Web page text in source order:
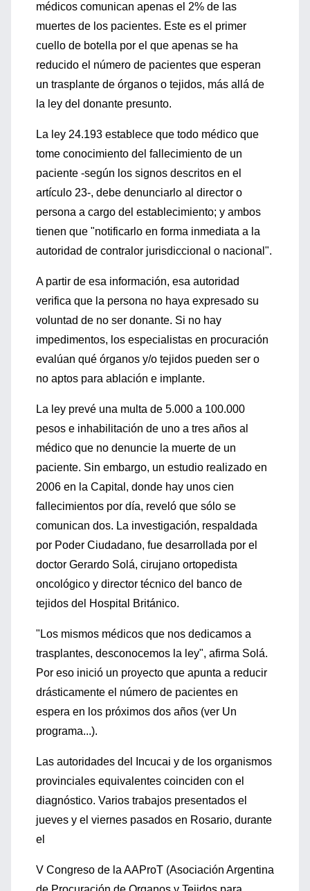
médicos comunican apenas el 2% de las
muertes de los pacientes. Este es el primer
cuello de botella por el que apenas se ha
reducido el número de pacientes que esperan
un trasplante de órganos o tejidos, más allá de
la ley del donante presunto.
La ley 24.193 establece que todo médico que
tome conocimiento del fallecimiento de un
paciente -según los signos descritos en el
artículo 23-, debe denunciarlo al director o
persona a cargo del establecimiento; y ambos
tienen que "notificarlo en forma inmediata a la
autoridad de contralor jurisdiccional o nacional".
A partir de esa información, esa autoridad
verifica que la persona no haya expresado su
voluntad de no ser donante. Si no hay
impedimentos, los especialistas en procuración
evalúan qué órganos y/o tejidos pueden ser o
no aptos para ablación e implante.
La ley prevé una multa de 5.000 a 100.000
pesos e inhabilitación de uno a tres años al
médico que no denuncie la muerte de un
paciente. Sin embargo, un estudio realizado en
2006 en la Capital, donde hay unos cien
fallecimientos por día, reveló que sólo se
comunican dos. La investigación, respaldada
por Poder Ciudadano, fue desarrollada por el
doctor Gerardo Solá, cirujano ortopedista
oncológico y director técnico del banco de
tejidos del Hospital Británico.
"Los mismos médicos que nos dedicamos a
trasplantes, desconocemos la ley", afirma Solá.
Por eso inició un proyecto que apunta a reducir
drásticamente el número de pacientes en
espera en los próximos dos años (ver Un
programa...).
Las autoridades del Incucai y de los organismos
provinciales equivalentes coinciden con el
diagnóstico. Varios trabajos presentados el
jueves y el viernes pasados en Rosario, durante
el
V Congreso de la AAProT (Asociación Argentina